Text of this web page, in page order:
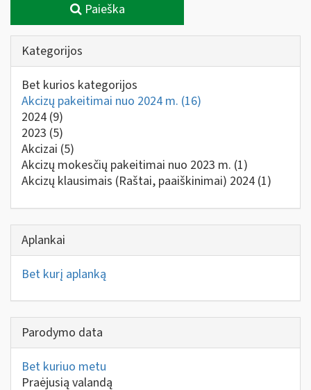
Paieška
Kategorijos
Bet kurios kategorijos
Akcizų pakeitimai nuo 2024 m. (16)
2024 (9)
2023 (5)
Akcizai (5)
Akcizų mokesčių pakeitimai nuo 2023 m. (1)
Akcizų klausimais (Raštai, paaiškinimai) 2024 (1)
Aplankai
Bet kurį aplanką
Parodymo data
Bet kuriuo metu
Praėjusią valandą